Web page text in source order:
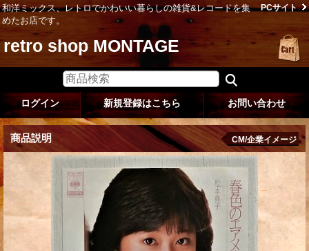
和洋ミックス、レトロでかわいい暮らしの雑貨&レコードを集
めたお店です。
PCサイト
retro shop MONTAGE
ログイン 新規登録はこちら お問い合わせ
商品説明 CM/企業イメージ